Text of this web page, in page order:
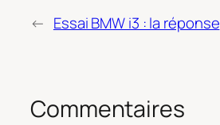
← Essai BMW i3 : la réponse
Commentaires